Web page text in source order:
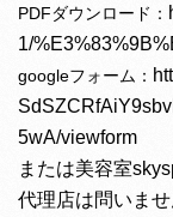
PDFダウンロード：
1/
googleフォーム：
5wA/viewform
または美容室
代理店は問いま